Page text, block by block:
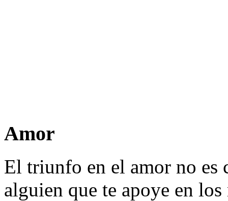
Amor
El triunfo en el amor no es
alguien que te apoye en